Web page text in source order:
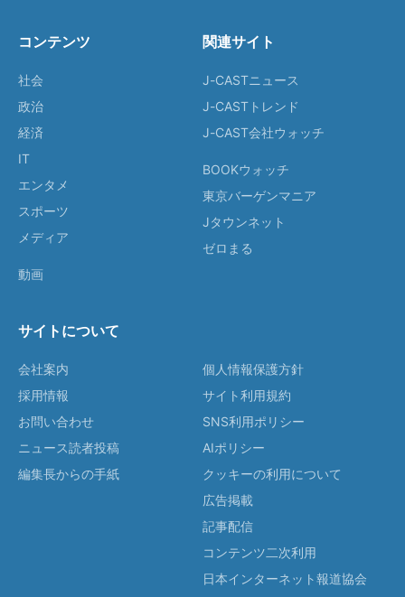
コンテンツ
社会
政治
経済
IT
エンタメ
スポーツ
メディア
動画
関連サイト
J-CASTニュース
J-CASTトレンド
J-CAST会社ウォッチ
BOOKウォッチ
東京バーゲンマニア
Jタウンネット
ゼロまる
サイトについて
会社案内
採用情報
お問い合わせ
ニュース読者投稿
編集長からの手紙
個人情報保護方針
サイト利用規約
SNS利用ポリシー
AIポリシー
クッキーの利用について
広告掲載
記事配信
コンテンツ二次利用
日本インターネット報道協会